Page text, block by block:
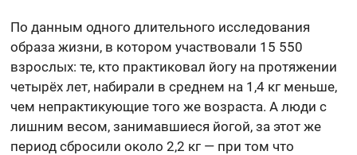
По данным одного длительного исследования
образа жизни, в котором участвовали 15 550
взрослых: те, кто практиковал йогу на протяжении
четырёх лет, набирали в среднем на 1,4 кг меньше,
чем непрактикующие того же возраста. А люди с
лишним весом, занимавшиеся йогой, за этот же
период сбросили около 2,2 кг — при том что